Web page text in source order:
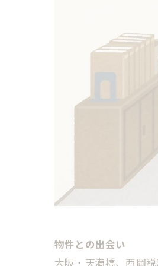
物件との出会い
大阪・天満橋、西岡